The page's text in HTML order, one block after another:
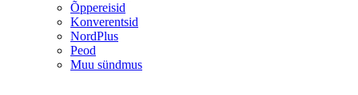
Õppereisid
Konverentsid
NordPlus
Peod
Muu sündmus